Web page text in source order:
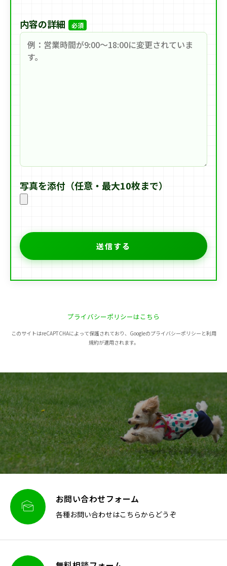
内容の詳細 必須
写真を添付（任意・最大10枚まで）
プライバシーポリシーはこちら
このサイトはreCAPTCHAによって保護されており、Googleのプライバシーポリシーと利用
規約が適用されます。
 お問い合わせフォーム
各種お問い合わせはこちらからどうぞ